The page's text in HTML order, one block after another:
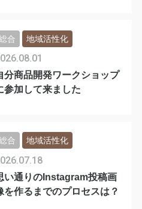
分商品開発ワークショップ
参加して来ました
合 地域活性化
い通りのInstagram投稿画
を作るまでのプロセスは？
合 地域活性化